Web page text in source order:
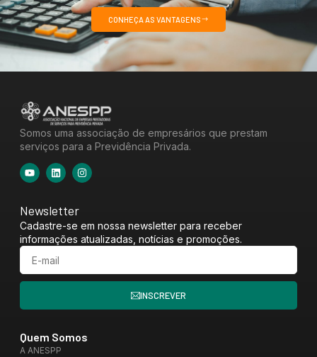
CONHEÇA AS VANTAGENS
Somos uma associação de empresários que prestam
serviços para a Previdência Privada.
Quem Somos
A ANESPP
Newsletter
Cadastre-se em nossa newsletter para receber
informações atualizadas, notícias e promoções.
INSCREVER